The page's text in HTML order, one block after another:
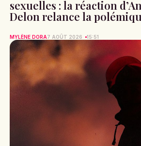
sexuelles : la réaction
Delon relance la
MYLÈNE DORA7 AOÛT 2026 15:51